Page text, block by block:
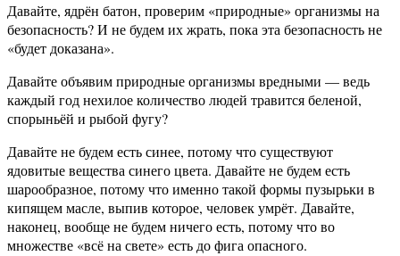
Давайте, ядрён батон, проверим «природные» организмы на
безопасность? И не будем их жрать, пока эта безопасность не
«будет доказана».
Давайте объявим природные организмы вредными — ведь
каждый год нехилое количество людей травится беленой,
спорыньёй и рыбой фугу?
Давайте не будем есть синее, потому что существуют
ядовитые вещества синего цвета. Давайте не будем есть
шарообразное, потому что именно такой формы пузырьки в
кипящем масле, выпив которое, человек умрёт. Давайте,
наконец, вообще не будем ничего есть, потому что во
множестве «всё на свете» есть до фига опасного.